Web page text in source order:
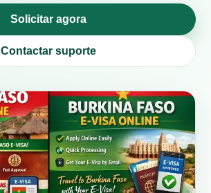
Solicitar agora
Contactar suporte